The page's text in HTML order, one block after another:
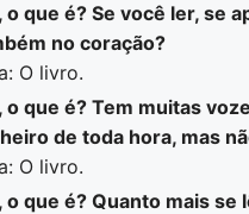
o que é? Se você ler, se
no coração?
O livro.
o que é? Tem muitas
de toda hora, mas
O livro.
o que é? Quanto mais